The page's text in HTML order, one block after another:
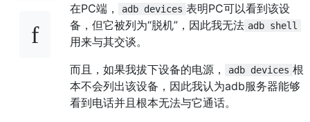
在PC端，
adb devices 表明PC可以看到该设
备，但它被列为“脱机”，因此我无法 adb shell
用来与其交谈。
而且，如果我拔下设备的电源，
adb devices 根
本不会列出该设备，因此我认为adb服务器能够
看到电话并且根本无法与它通话。